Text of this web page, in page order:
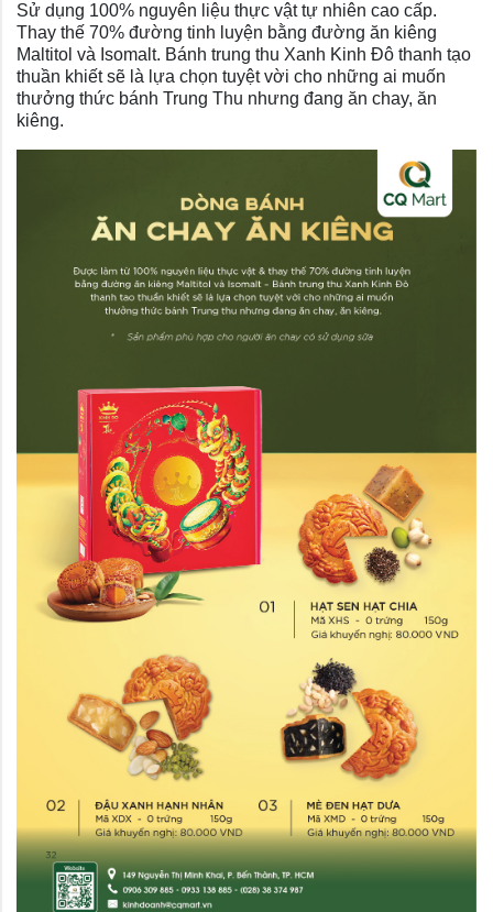
Sử dụng 100% nguyên liệu thực vật tự nhiên cao cấp.
Thay thế 70% đường tinh luyện bằng đường ăn kiêng
Maltitol và Isomalt. Bánh trung thu Xanh Kinh Đô thanh tạo
thuần khiết sẽ là lựa chọn tuyệt vời cho những ai muốn
thưởng thức bánh Trung Thu nhưng đang ăn chay, ăn
kiêng.